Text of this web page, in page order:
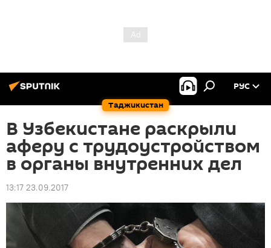
Таджикистан
РУС
В Узбекистане раскрыли
аферу с трудоустройством
в органы внутренних дел
13:17 23.09.2017